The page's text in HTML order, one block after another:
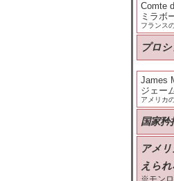
Comte
ミラボ
フランス
プロ
James
ジェー
アメリカ
国家矜
アメ
えられ
※モンロ